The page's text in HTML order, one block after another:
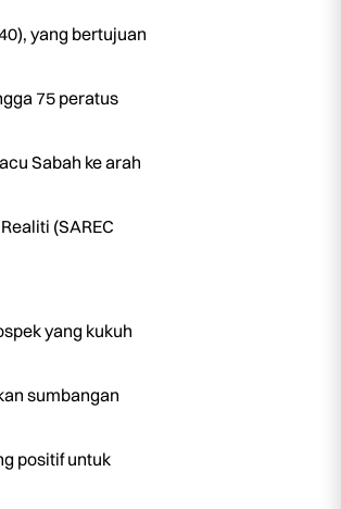
yang bertujuan
75 peratus
Sabah ke arah
(SAREC
yang kukuh
sumbangan
positif untuk